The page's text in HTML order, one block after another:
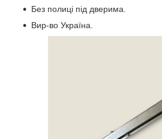
Без полиці під дверима.
Вир-во Україна.